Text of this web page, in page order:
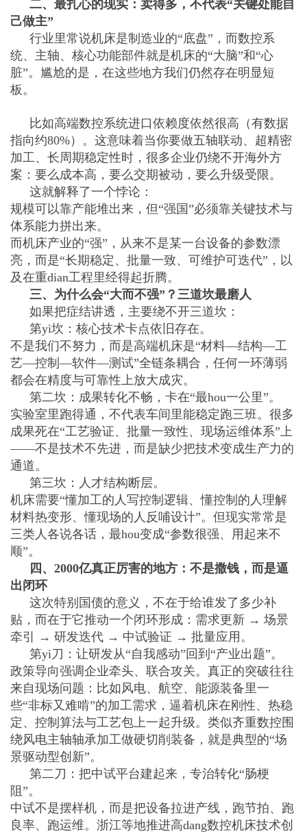
二、最扎心的现实：卖得多，不代表“关键处能自
己做主”
行业里常说机床是制造业的“底盘”，而数控系
统、主轴、核心功能部件就是机床的“大脑”和“心
脏”。尴尬的是，在这些地方我们仍然存在明显短
板。
比如高端数控系统进口依赖度依然很高（有数据
指向约80%）。这意味着当你要做五轴联动、超精密
加工、长周期稳定性时，很多企业仍绕不开海外方
案：要么成本高，要么交期被动，要么升级受限。
这就解释了一个悖论：
规模可以靠产能堆出来，但“强国”必须靠关键技术与
体系能力拼出来。
而机床产业的“强”，从来不是某一台设备的参数漂
亮，而是“长期稳定、批量一致、可维护可迭代”，以
及在重dian工程里经得起折腾。
三、为什么会“大而不强”？三道坎最磨人
如果把症结讲透，主要绕不开三道坎：
第yi坎：核心技术卡点依旧存在。
不是我们不努力，而是高端机床是“材料—结构—工
艺—控制—软件—测试”全链条耦合，任何一环薄弱
都会在精度与可靠性上放大成灾。
第二坎：成果转化不畅，卡在“最hou一公里”。
实验室里跑得通，不代表车间里能稳定跑三班。很多
成果死在“工艺验证、批量一致性、现场运维体系”上
——不是技术不先进，而是缺少把技术变成生产力的
通道。
第三坎：人才结构断层。
机床需要“懂加工的人写控制逻辑、懂控制的人理解
材料热变形、懂现场的人反哺设计”。但现实常常是
三类人各说各话，最hou变成“参数很强、用起来不
顺”。
四、2000亿真正厉害的地方：不是撒钱，而是逼
出闭环
这次特别国债的意义，不在于给谁发了多少补
贴，而在于它推动一个闭环形成：需求更新 → 场景
牵引 → 研发迭代 → 中试验证 → 批量应用。
第yi刀：让研发从“自我感动”回到“产业出题”。
政策导向强调企业牵头、联合攻关。真正的突破往往
来自现场问题：比如风电、航空、能源装备里一
些“非标又难啃”的加工需求，逼着机床在刚性、热稳
定、控制算法与工艺包上一起升级。类似齐重数控围
绕风电主轴轴承加工做硬切削装备，就是典型的“场
景驱动型创新”。
第二刀：把中试平台建起来，专治转化“肠梗
阻”。
中试不是摆样机，而是把设备拉进产线，跑节拍、跑
良率、跑运维。浙江等地推进高dang数控机床技术创